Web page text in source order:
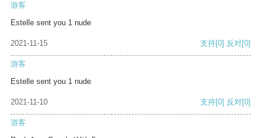
游客
Estelle sent you 1 nude
2021-11-15 支持[0] 反对[0]
游客
Estelle sent you 1 nude
2021-11-10 支持[0] 反对[0]
游客